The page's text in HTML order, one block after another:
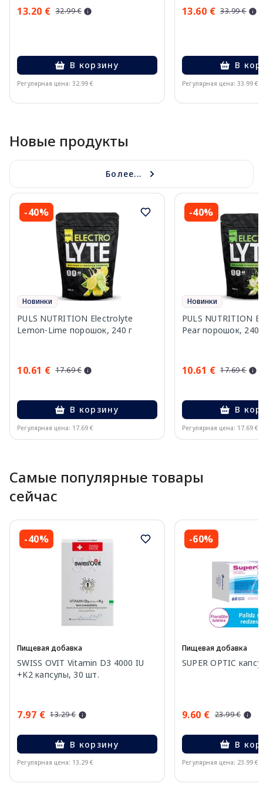
13.20 € 32.99 €
В корзину
Регулярная цена: 32.99 €
13.60 € 33.99 €
В
Регулярная цена: 33.99 €
Новые продукты
Более...
-40%
Новинки
PULS NUTRITION Electrolyte
Lemon-Lime порошок, 240 г
10.61 € 17.69 €
В корзину
Регулярная цена: 17.69 €
-40%
Новинки
PULS NUTRITION
Pear порошок, 240
10.61 € 17.69 €
В
Регулярная цена: 17.69 €
Самые популярные товары
сейчас
-40%
Пищевая добавка
SWISS OVIT Vitamin D3 4000 IU
+K2 капсулы, 30 шт.
7.97 € 13.29 €
В корзину
Регулярная цена: 13.29 €
-60%
Пищевая добавка
SUPER OPTIC
9.60 € 23.99 €
В
Регулярная цена: 23.99 €